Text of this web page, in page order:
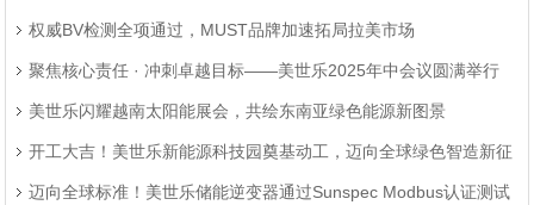
权威BV检测全项通过，MUST品牌加速拓局拉美市场
聚焦核心责任 · 冲刺卓越目标——美世乐2025年中会议圆满举行
美世乐闪耀越南太阳能展会，共绘东南亚绿色能源新图景
开工大吉！美世乐新能源科技园奠基动工，迈向全球绿色智造新征
程 迈向全球标准！美世乐储能逆变器通过Sunspec Modbus认证测试